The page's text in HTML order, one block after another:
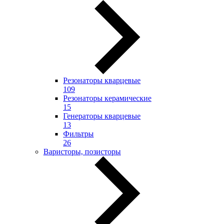
Резонаторы кварцевые
109
Резонаторы керамические
15
Генераторы кварцевые
13
Фильтры
26
Варисторы, позисторы